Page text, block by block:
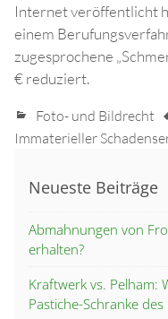
Internet veröffentlicht
einem
zugesprochene
€ reduziert.
Foto- und Bildrecht
Immaterieller
Neueste Beiträge
Abmahnungen von
erhalten?
Kraftwerk vs. Pelham:
Pastiche-Schranke